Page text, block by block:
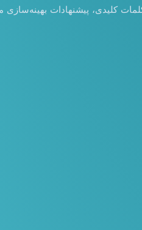
کلیدی، پیشنهادات بهینه‌سازی